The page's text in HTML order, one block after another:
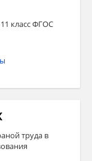
класс ФГОС
труда в